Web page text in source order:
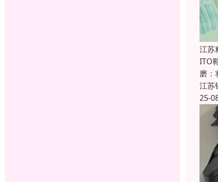
江苏
ITO
磨：
江苏
25-